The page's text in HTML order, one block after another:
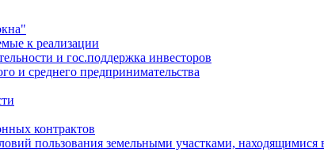
к реализации
и гос.поддержка инвесторов
и среднего предпринимательства
контрактов
пользования земельными участками,